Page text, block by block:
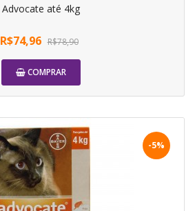
Advocate até 4kg
R$74,96 R$78,90
COMPRAR
-5%